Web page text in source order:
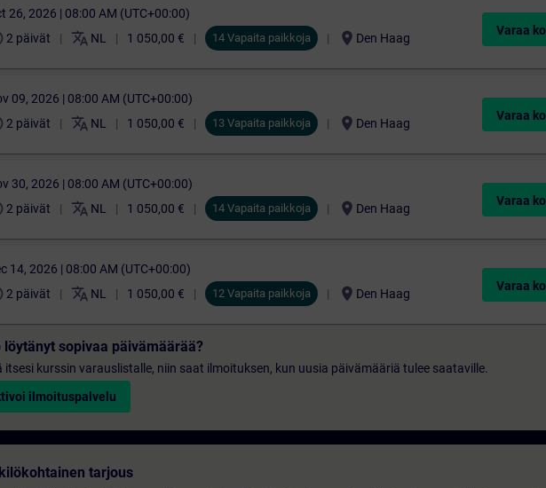
26, 2026 | 08:00 AM (UTC+00:00)
2 päivät translate NL 1 050,00 € 14 Vapaita paikkoja location_on Den Haag
Varaa
09, 2026 | 08:00 AM (UTC+00:00)
2 päivät translate NL 1 050,00 € 13 Vapaita paikkoja location_on Den Haag
Varaa
30, 2026 | 08:00 AM (UTC+00:00)
2 päivät translate NL 1 050,00 € 14 Vapaita paikkoja location_on Den Haag
Varaa
14, 2026 | 08:00 AM (UTC+00:00)
2 päivät translate NL 1 050,00 € 12 Vapaita paikkoja location_on Den Haag
Varaa
löytänyt sopivaa päivämäärää?
itsesi kurssin varauslistalle, niin saat ilmoituksen, kun uusia päivämääriä tulee saataville.
ilmoituspalvelu
tarjous